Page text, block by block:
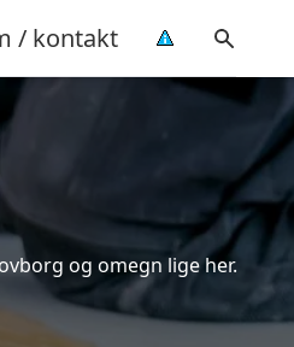
/ kontakt
og omegn lige her.